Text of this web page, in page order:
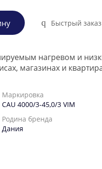
Быстрый заказ
нагревом и
магазинах и
Маркировка
CAU 4000/3-45,0/3 VIM
Родина бренда
Дания